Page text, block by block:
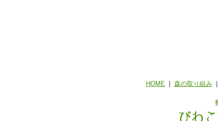
HOME 森の取り組み